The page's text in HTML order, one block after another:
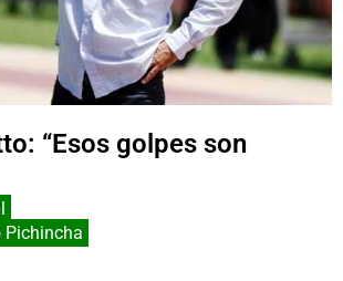
“Esos golpes son
Pichincha